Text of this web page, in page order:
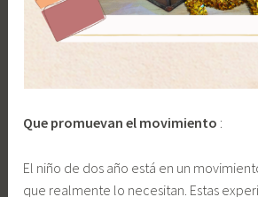
Que promuevan el movimiento :
El niño de dos año está en un
que realmente lo necesitan. Estas